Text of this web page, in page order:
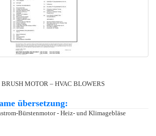
MOTOR – HVAC BLOWERS
übersetzung:
Bürstenmotor - Heiz- und Klimagebläse